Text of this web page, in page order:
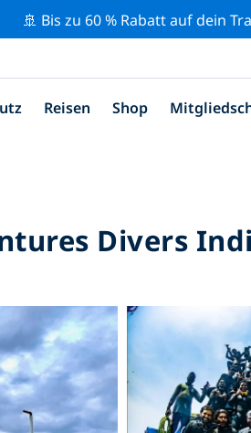
🚢 Bis zu 60 % Rabatt auf dein
Reisen Shop
Divers